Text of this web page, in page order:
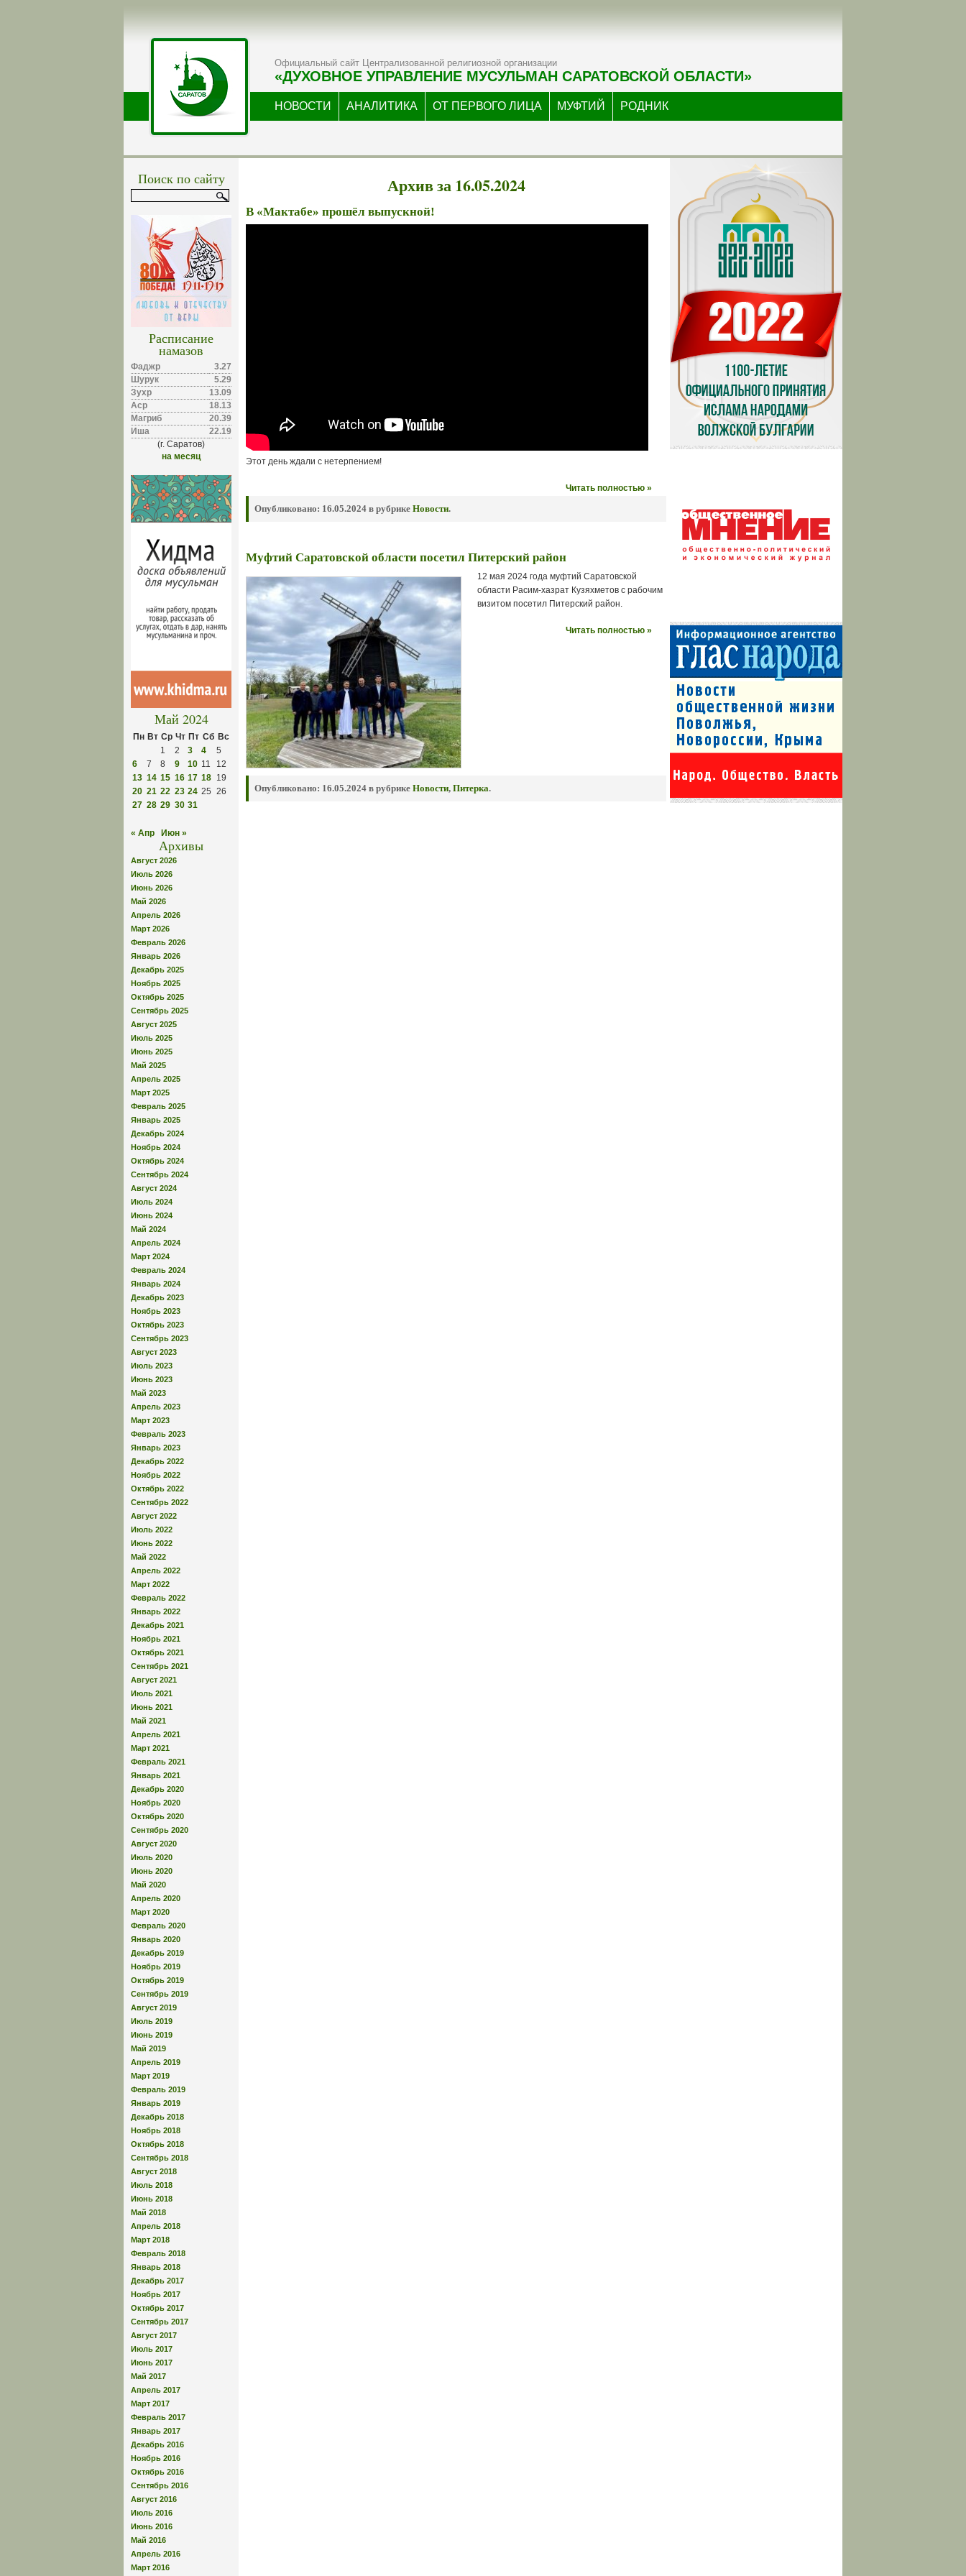
Официальный сайт Централизованной религиозной организации
«ДУХОВНОЕ УПРАВЛЕНИЕ МУСУЛЬМАН САРАТОВСКОЙ ОБЛАСТИ»
НОВОСТИ АНАЛИТИКА ОТ ПЕРВОГО ЛИЦА МУФТИЙ РОДНИК
Поиск по сайту
Расписание
намазов
Фаджр
3.27
Шурук
5.29
Зухр
13.09
Аср
18.13
Магриб
20.39
Иша
22.19
(г. Саратов)
на месяц
Май 2024
Пн Вт Ср Чт Пт Сб Вс
1
2 3 4
5
6
7 8 9 10 11
12
13 14 15 16 17 18 19
20 21 22 23 24 25 26
27 28 29 30 31
« Апр Июн »
Архивы
Август 2026
Июль 2026
Июнь 2026
Май 2026
Апрель 2026
Март 2026
Февраль 2026
Январь 2026
Декабрь 2025
Ноябрь 2025
Октябрь 2025
Сентябрь 2025
Август 2025
Июль 2025
Июнь 2025
Май 2025
Апрель 2025
Март 2025
Февраль 2025
Январь 2025
Декабрь 2024
Ноябрь 2024
Октябрь 2024
Сентябрь 2024
Август 2024
Июль 2024
Июнь 2024
Май 2024
Апрель 2024
Март 2024
Февраль 2024
Январь 2024
Декабрь 2023
Ноябрь 2023
Октябрь 2023
Сентябрь 2023
Август 2023
Июль 2023
Июнь 2023
Май 2023
Апрель 2023
Март 2023
Февраль 2023
Январь 2023
Декабрь 2022
Ноябрь 2022
Октябрь 2022
Сентябрь 2022
Август 2022
Июль 2022
Июнь 2022
Май 2022
Апрель 2022
Март 2022
Февраль 2022
Январь 2022
Декабрь 2021
Ноябрь 2021
Октябрь 2021
Сентябрь 2021
Август 2021
Июль 2021
Июнь 2021
Май 2021
Апрель 2021
Март 2021
Февраль 2021
Январь 2021
Декабрь 2020
Ноябрь 2020
Октябрь 2020
Сентябрь 2020
Август 2020
Июль 2020
Июнь 2020
Май 2020
Апрель 2020
Март 2020
Февраль 2020
Январь 2020
Декабрь 2019
Ноябрь 2019
Октябрь 2019
Сентябрь 2019
Август 2019
Июль 2019
Июнь 2019
Май 2019
Апрель 2019
Март 2019
Февраль 2019
Январь 2019
Декабрь 2018
Ноябрь 2018
Октябрь 2018
Сентябрь 2018
Август 2018
Июль 2018
Июнь 2018
Май 2018
Апрель 2018
Март 2018
Февраль 2018
Январь 2018
Декабрь 2017
Ноябрь 2017
Октябрь 2017
Сентябрь 2017
Август 2017
Июль 2017
Июнь 2017
Май 2017
Апрель 2017
Март 2017
Февраль 2017
Январь 2017
Декабрь 2016
Ноябрь 2016
Октябрь 2016
Сентябрь 2016
Август 2016
Июль 2016
Июнь 2016
Май 2016
Апрель 2016
Март 2016
Архив за 16.05.2024
В «Мактабе» прошёл выпускной!
Этот день ждали с нетерпением!
Читать полностью »
Опубликовано: 16.05.2024 в рубрике Новости.
Муфтий Саратовской области посетил Питерский район
12 мая 2024 года муфтий Саратовской
области Расим-хазрат Кузяхметов с рабочим
визитом посетил Питерский район.
Читать полностью »
Опубликовано: 16.05.2024 в рубрике Новости, Питерка.